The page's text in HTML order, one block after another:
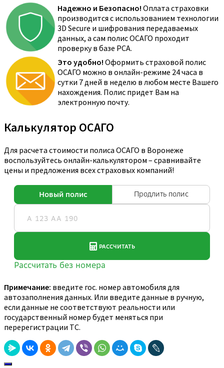
Надежно и Безопасно! Оплата страховки
производится с использованием технологии
3D Secure и шифрования передаваемых
данных, а сам полис ОСАГО проходит
проверку в базе РСА.
Это удобно! Оформить страховой полис
ОСАГО можно в онлайн-режиме 24 часа в
сутки 7 дней в неделю в любом месте Вашего
нахождения. Полис придет Вам на
электронную почту.
Калькулятор ОСАГО
Для расчета стоимости полиса ОСАГО в Воронеже
воспользуйтесь онлайн-калькулятором – сравнивайте
цены и предложения всех страховых компаний!
Примечание: введите гос. номер автомобиля для
автозаполнения данных. Или введите данные в ручную,
если данные не соответствуют реальности или
государственный номер будет меняться при
перерегистрации ТС.